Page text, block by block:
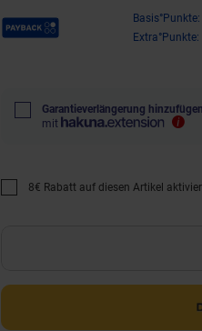
Payback Punkte Basis°Punkte:
Extra°Punkte:
Garantieverlängerung
mit
Promotion "8€ Rabatt auf diesen
8€ Rabatt auf diesen Artikel